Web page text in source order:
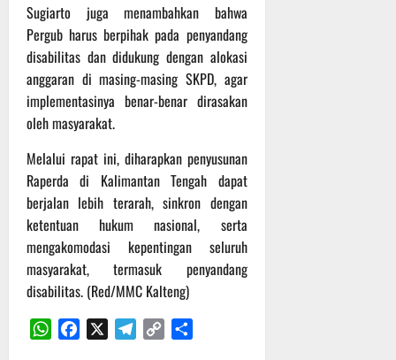
Sugiarto juga menambahkan bahwa
Pergub harus berpihak pada penyandang
disabilitas dan didukung dengan alokasi
anggaran di masing-masing SKPD, agar
implementasinya benar-benar dirasakan
oleh masyarakat.
Melalui rapat ini, diharapkan penyusunan
Raperda di Kalimantan Tengah dapat
berjalan lebih terarah, sinkron dengan
ketentuan hukum nasional, serta
mengakomodasi kepentingan seluruh
masyarakat, termasuk penyandang
disabilitas. (Red/MMC Kalteng)